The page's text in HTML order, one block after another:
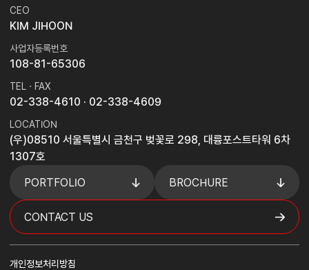
CEO
KIM JIHOON
사업자등록번호
108-81-65306
TEL · FAX
02-338-4610 · 02-338-4609
LOCATION
(우)08510 서울특별시 금천구 벚꽃로 298, 대륭포스트타워 6차
1307호
PORTFOLIO
BROCHURE
CONTACT US
개인정보처리방침